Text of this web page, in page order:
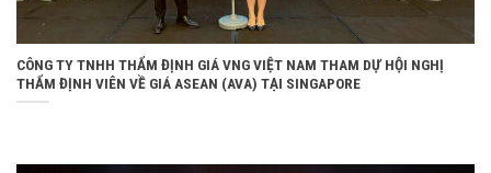
CÔNG TY TNHH THẨM ĐỊNH GIÁ VNG VIỆT NAM THAM DỰ HỘI NGHỊ
THẨM ĐỊNH VIÊN VỀ GIÁ ASEAN (AVA) TẠI SINGAPORE